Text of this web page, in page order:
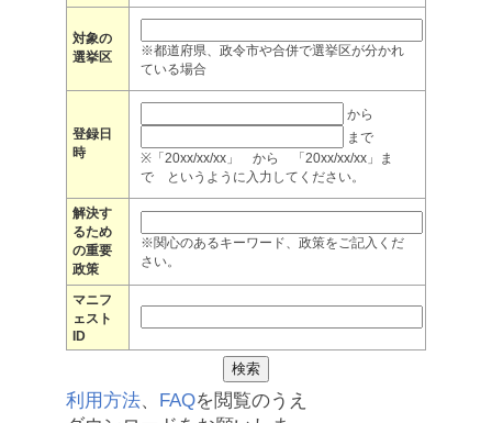
対象の
選挙区
※都道府県、政令市や合併で選挙区が分かれ
ている場合
登録日
時
から
まで
※「20xx/xx/xx」 から 「20xx/xx/xx」ま
で というように入力してください。
解決す
るため
の重要
政策
※関心のあるキーワード、政策をご記入くだ
さい。
マニフ
ェスト
ID
利用方法、 FAQを閲覧のうえ